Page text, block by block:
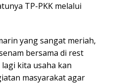
TP-PKK melalui
yang sangat meriah,
bersama di rest
kita usaha kan
masyarakat agar